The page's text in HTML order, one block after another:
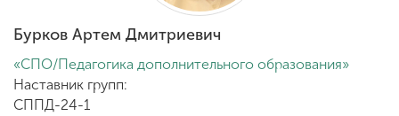
Бурков Артем Дмитриевич
«СПО/Педагогика дополнительного образования»
Наставник групп:
СППД-24-1